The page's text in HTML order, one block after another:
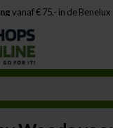
vanaf € 75,- in de Benelux